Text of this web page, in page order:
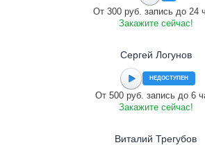
От 300 руб. запись до 24
Закажите сейчас!
Сергей Логунов
НЕДОСТУПЕН
От 500 руб. запись до 6
Закажите сейчас!
Виталий Трегубов